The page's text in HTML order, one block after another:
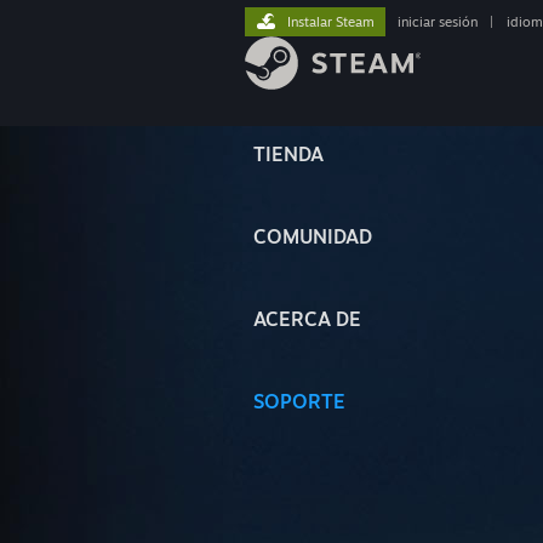
TIENDA
COMUNIDAD
ACERCA DE
SOPORTE
Instalar Steam iniciar sesión